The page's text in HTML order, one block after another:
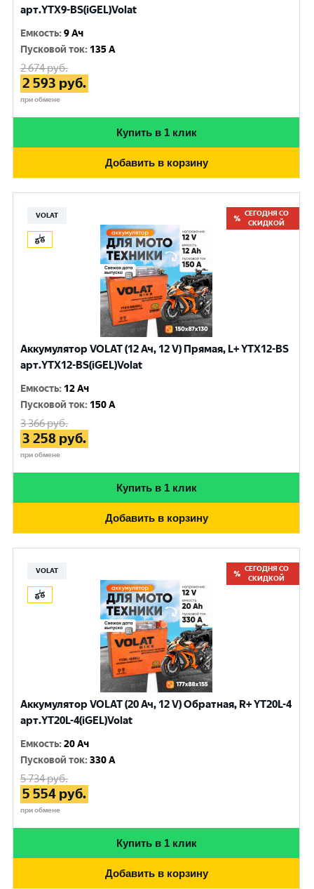
арт.YTX9-BS(iGEL)Volat
Емкость:9 Ач
Пусковой ток: 135 A
2 674руб.
2 593 руб.
при обмене
Купить в 1 клик
Добавить в корзину
VOLAT
СЕГОДНЯ СО
СКИДКОЙ
Аккумулятор VOLAT (12 Ач, 12 V) Прямая, L+ YTX12-BS
арт.YTX12-BS(iGEL)Volat
Емкость: 12 Ач
Пусковой ток: 150 A
3 366руб.
3 258 руб.
при обмене
Купить в 1 клик
Добавить в корзину
VOLAT
СЕГОДНЯ СО
СКИДКОЙ
Аккумулятор VOLAT (20 Ач, 12 V) Обратная, R+ YT20L-4
арт.YT20L-4(iGEL)Volat
Емкость:20 Ач
Пусковой ток:330 A
5 734руб.
5 554 руб.
при обмене
Купить в 1 клик
Добавить в корзину